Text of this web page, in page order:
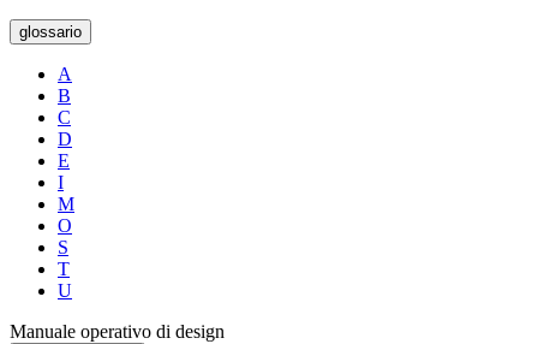
glossario
A
B
C
D
E
I
M
O
S
T
U
Manuale operativo di design